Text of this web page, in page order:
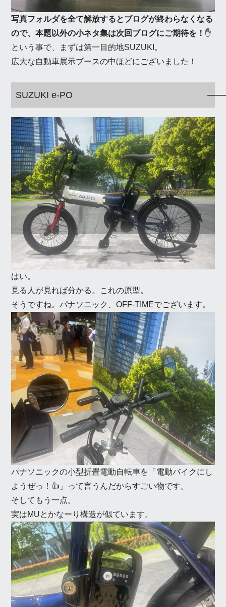
写真フォルダを全て解放するとブログが終わらなくなる
ので、本題以外の小ネタ集は次回ブログにご期待を！ ✋
という事で、まずは第一目的地SUZUKI。
広大な自動車展示ブースの中ほどにございました！
SUZUKI e-PO
はい。
見る人が見れば分かる。これの原型。
そうですね。パナソニック、OFF-TIMEでございます。
パナソニックの小型折畳電動自転車を「電動バイクにし
ようぜっ！👍」って言うんだからすごい物です。
そしてもう一点。
実はMUとかなーり構造が似ています。